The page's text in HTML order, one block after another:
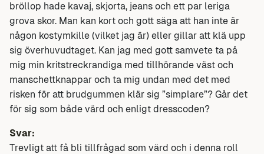
bröllop hade kavaj, skjorta, jeans och ett par leriga
grova skor. Man kan kort och gott säga att han inte är
någon kostymkille (vilket jag är) eller gillar att klä upp
sig överhuvudtaget. Kan jag med gott samvete ta på
mig min kritstreckrandiga med tillhörande väst och
manschettknappar och ta mig undan med det med
risken för att brudgummen klär sig ”simplare”? Går det
för sig som både värd och enligt dresscoden?
Svar:
Trevligt att få bli tillfrågad som värd och i denna roll